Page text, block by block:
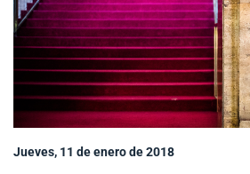
Sala de prensa
modo claro
Jueves, 11 de enero de 2018